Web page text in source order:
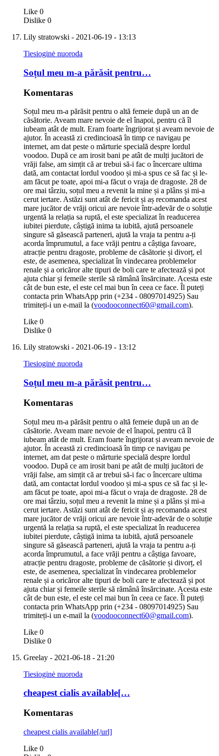
Like 0
Dislike 0
Lily stratowski - 2021-06-19 - 13:13
Tiesioginė nuoroda
Soțul meu m-a părăsit pentru…
Komentaras
Soțul meu m-a părăsit pentru o altă femeie după un an de
căsătorie. Aveam mare nevoie de el înapoi, pentru că îl
iubeam atât de mult. Eram foarte îngrijorat și aveam nevoie de
ajutor. În această zi credincioasă în timp ce navigau pe
internet, am dat peste o mărturie specială despre lordul
voodoo. După ce am irosit bani pe atât de mulți jucători de
vrăji false, am simțit că ar trebui să-i fac o încercare ultima
dată, am contactat lordul voodoo și mi-a spus ce să fac și le-
am făcut pe toate, apoi mi-a făcut o vraja de dragoste. 28 de
ore mai târziu, soțul meu a revenit la mine și a plâns și mi-a
cerut iertare. Astăzi sunt atât de fericit și aș recomanda acest
mare jucător de vrăji oricui are nevoie într-adevăr de o soluție
urgentă la relația sa ruptă, el este specializat în readucerea
iubitei pierdute, câștigă inima ta iubită, ajută persoanele
singure să găsească parteneri, ajută la vraja ta pentru a-ți
acorda împrumutul, a face vrăji pentru a câștiga favoare,
atracție pentru dragoste, probleme de căsătorie și divorț, el
este, de asemenea, specializat în vindecarea problemelor
renale și a oricăror alte tipuri de boli care te afectează și pot
ajuta chiar și femeile sterile să rămână însărcinate. Acesta este
cât de bun este, el este cel mai bun în ceea ce face. Îl puteți
contacta prin WhatsApp prin (+234 - 08097014925) Sau
trimiteți-i un e-mail la (voodooconnect60@gmail.com).
Like 0
Dislike 0
Lily stratowski - 2021-06-19 - 13:12
Tiesioginė nuoroda
Soțul meu m-a părăsit pentru…
Komentaras
Soțul meu m-a părăsit pentru o altă femeie după un an de
căsătorie. Aveam mare nevoie de el înapoi, pentru că îl
iubeam atât de mult. Eram foarte îngrijorat și aveam nevoie de
ajutor. În această zi credincioasă în timp ce navigau pe
internet, am dat peste o mărturie specială despre lordul
voodoo. După ce am irosit bani pe atât de mulți jucători de
vrăji false, am simțit că ar trebui să-i fac o încercare ultima
dată, am contactat lordul voodoo și mi-a spus ce să fac și le-
am făcut pe toate, apoi mi-a făcut o vraja de dragoste. 28 de
ore mai târziu, soțul meu a revenit la mine și a plâns și mi-a
cerut iertare. Astăzi sunt atât de fericit și aș recomanda acest
mare jucător de vrăji oricui are nevoie într-adevăr de o soluție
urgentă la relația sa ruptă, el este specializat în readucerea
iubitei pierdute, câștigă inima ta iubită, ajută persoanele
singure să găsească parteneri, ajută la vraja ta pentru a-ți
acorda împrumutul, a face vrăji pentru a câștiga favoare,
atracție pentru dragoste, probleme de căsătorie și divorț, el
este, de asemenea, specializat în vindecarea problemelor
renale și a oricăror alte tipuri de boli care te afectează și pot
ajuta chiar și femeile sterile să rămână însărcinate. Acesta este
cât de bun este, el este cel mai bun în ceea ce face. Îl puteți
contacta prin WhatsApp prin (+234 - 08097014925) Sau
trimiteți-i un e-mail la (voodooconnect60@gmail.com).
Like 0
Dislike 0
Greelay - 2021-06-18 - 21:20
Tiesioginė nuoroda
cheapest cialis available[…
Komentaras
cheapest cialis available[/url]
Like 0